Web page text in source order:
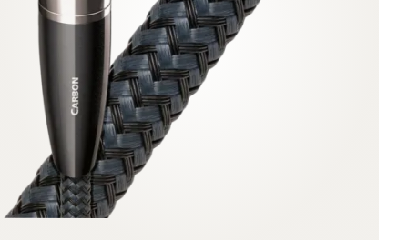
Zubehör
INSPIRATION
MARKEN
NEUHEITEN
ANGEBOTE